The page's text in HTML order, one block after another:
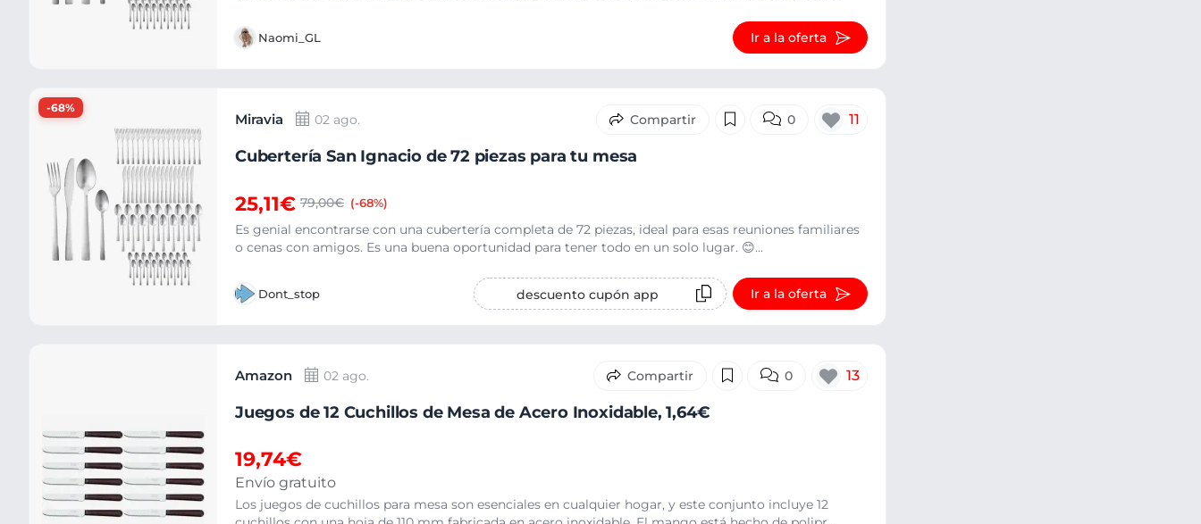
Naomi_GL Ir a la oferta
-68%
Miravia 02 ago. 0 11
Cubertería San Ignacio de 72 piezas para tu mesa
25,11€ 79,00€ (-68%)
Es genial encontrarse con una cubertería completa de 72 piezas, ideal para esas reuniones familiares
o cenas con amigos. Es una buena oportunidad para tener todo en un solo lugar. 😊...
Dont_stop Ir a la oferta
descuento cupón app
Amazon 02 ago. 0 13
Juegos de 12 Cuchillos de Mesa de Acero Inoxidable, 1,64€
19,74€
Envío gratuito
Los juegos de cuchillos para mesa son esenciales en cualquier hogar, y este conjunto incluye 12